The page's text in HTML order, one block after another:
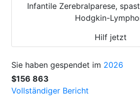
Infantile Zerebralparese,
Hodgkin-
Hilf jetzt
Sie haben gespendet im 2026
$156 863
Vollständiger Bericht